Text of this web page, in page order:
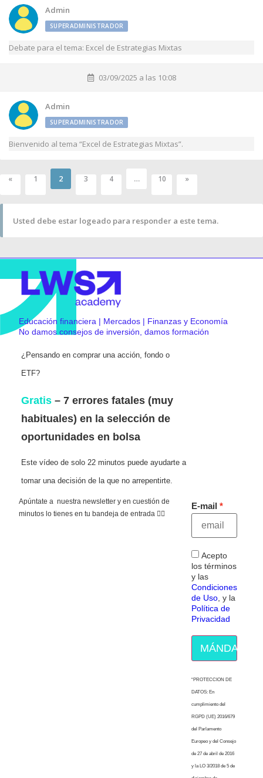
Admin
SUPERADMINISTRADOR
Debate para el tema: Excel de Estrategias Mixtas
03/09/2025 a las 10:08
Admin
SUPERADMINISTRADOR
Bienvenido al tema “Excel de Estrategias Mixtas”.
« 1 2 3 4 … 10 »
Usted debe estar logeado para responder a este tema.
Educación financiera | Mercados | Finanzas y Economía
No damos consejos de inversión, damos formación
¿Pensando en comprar una acción, fondo o
ETF?
Gratis – 7 errores fatales (muy
habituales) en la selección de
oportunidades en bolsa
Este vídeo de solo 22 minutos puede ayudarte a
tomar una decisión de la que no arrepentirte.
Apúntate a nuestra newsletter y en cuestión de
minutos lo tienes en tu bandeja de entrada 👇🏻
E-mail
Acepto
los términos
y las
Condiciones
de Uso , y la
Política de
Privacidad
MÁNDAME
“PROTECCION DE
DATOS: En
cumplimiento del
RGPD (UE) 2016/679
del Parlamento
Europeo y del Consejo
de 27 de abril de 2016
y la LO 3/2018 de 5 de